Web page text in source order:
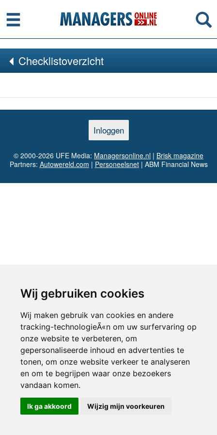
Wij gebruiken cookies
Wij maken gebruik van cookies en andere
tracking-technologieÃ«n om uw surfervaring op
onze website te verbeteren, om
gepersonaliseerde inhoud en advertenties te
tonen, om onze website verkeer te analyseren
en om te begrijpen waar onze bezoekers
vandaan komen.
Ik ga akkoord Wijzig mijn voorkeuren
Menu
Checklistoverzicht
Inloggen
© 2000-2026 UFE Media: Managersonline.nl | Brisk magazine
Partners: Autowereld.com | Personeelsnet| ABM Financial News